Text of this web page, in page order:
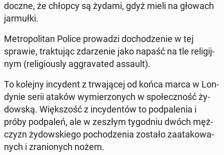
docz­ne, że chłopcy są żydami, gdyż mieli na głowach
jar­muł­ki.
Me­tro­po­li­tan Police pro­wa­dzi do­cho­dze­nie w tej
sprawie, trak­tu­jąc zda­rze­nie jako napaść na tle re­li­gij­
nym (re­li­gio­usly ag­gra­va­ted assault).
To kolejny in­cy­dent z trwa­ją­cej od końca marca w Lon­
dy­nie serii ataków wy­mie­rzo­nych w spo­łecz­ność ży­
dow­ską. Więk­szość z in­cy­den­tów to pod­pa­le­nia i
próby pod­pa­leń, ale w zeszłym ty­go­dniu dwóch męż­
czyzn ży­dow­skie­go po­cho­dze­nia zostało za­ata­ko­wa­
nych i zra­nio­nych nożem.